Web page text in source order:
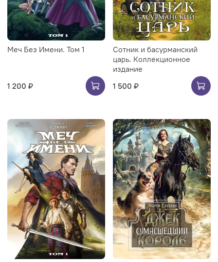
Меч Без Имени. Том 1
1 200 ₽
Сотник и басурманский
царь. Коллекционное
издание
1 500 ₽